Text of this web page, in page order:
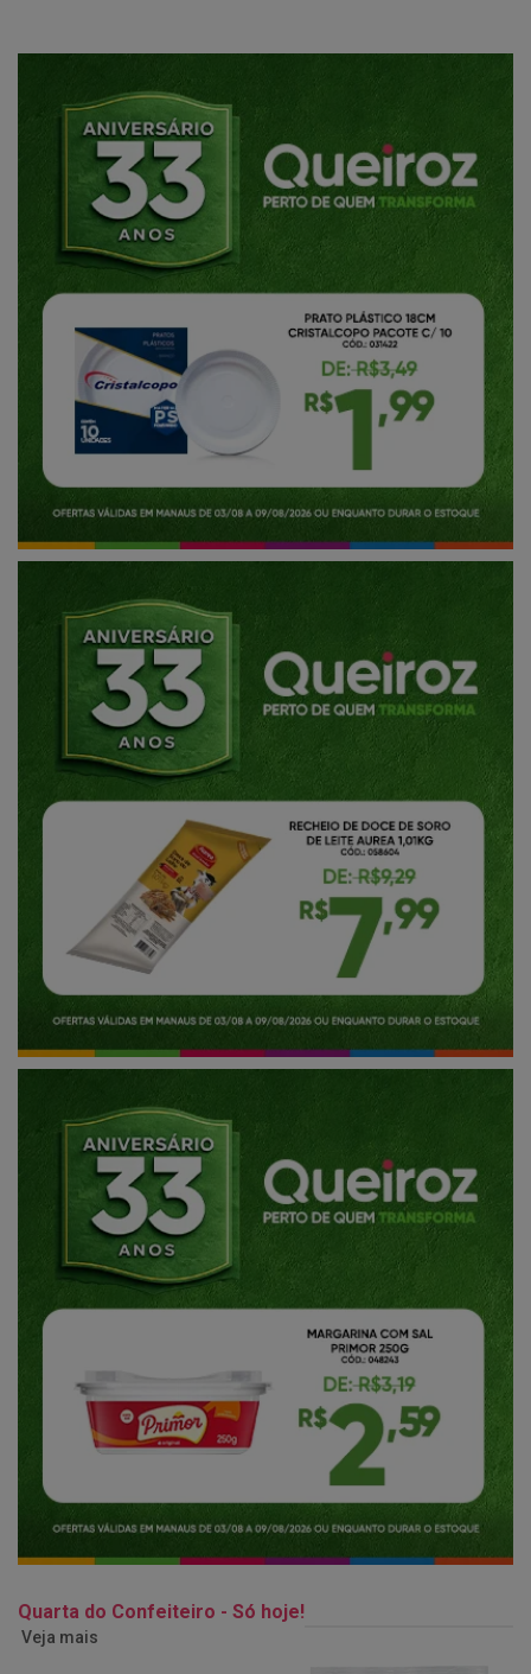
Quarta do Confeiteiro - Só hoje!
Veja mais